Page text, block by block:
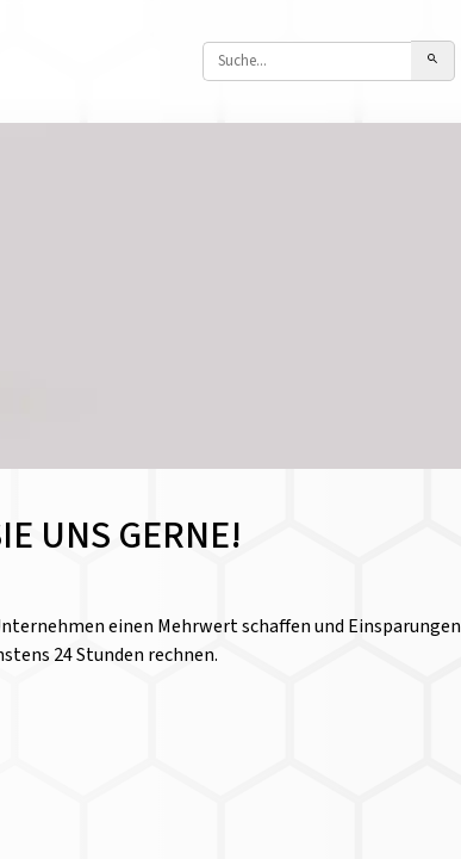
UNS GERNE!
einen Mehrwert schaffen und Einsparungen
24 Stunden rechnen.